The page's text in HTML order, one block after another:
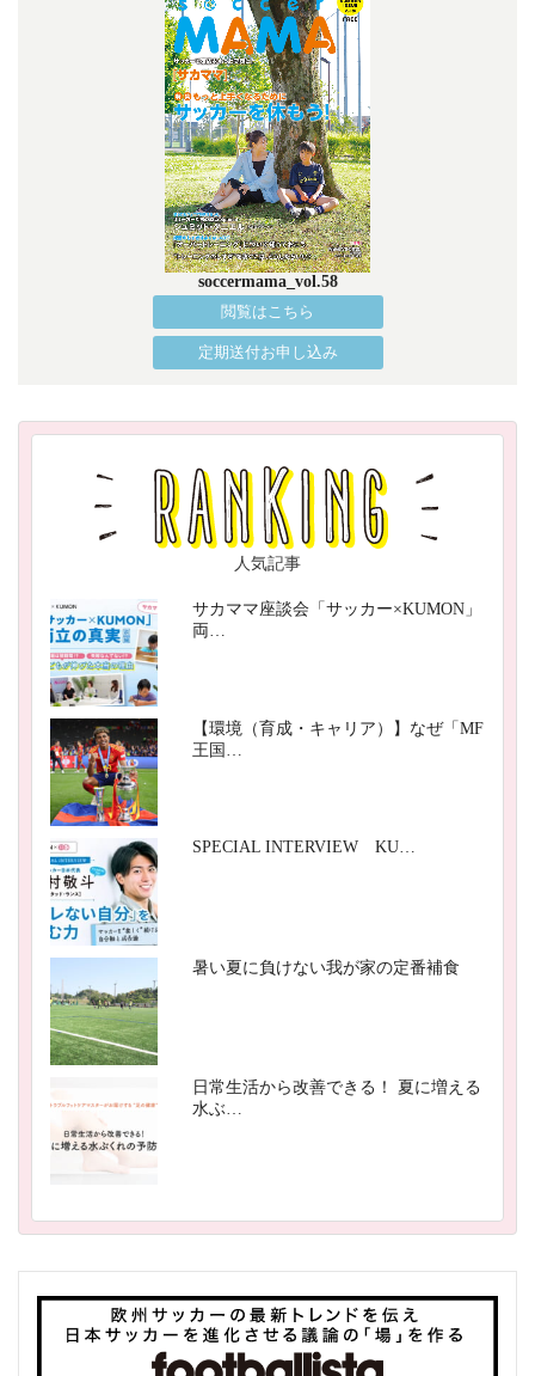
soccermama_vol.58
閲覧はこちら
定期送付お申し込み
人気記事
サカママ座談会「サッカー×KUMON」
両…
【環境（育成・キャリア）】なぜ「MF
王国…
SPECIAL INTERVIEW KU…
暑い夏に負けない我が家の定番補食
日常生活から改善できる！ 夏に増える
水ぶ…